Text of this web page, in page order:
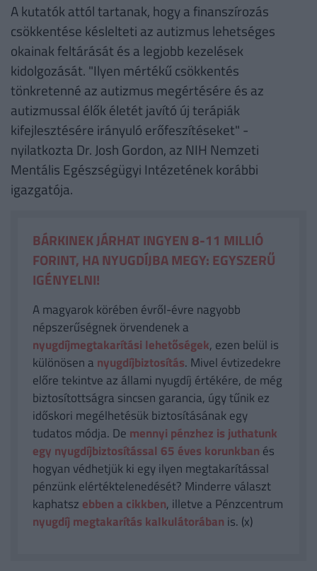
A kutatók attól tartanak, hogy a finanszírozás
csökkentése késlelteti az autizmus lehetséges
okainak feltárását és a legjobb kezelések
kidolgozását. "Ilyen mértékű csökkentés
tönkretenné az autizmus megértésére és az
autizmussal élők életét javító új terápiák
kifejlesztésére irányuló erőfeszítéseket" -
nyilatkozta Dr. Josh Gordon, az NIH Nemzeti
Mentális Egészségügyi Intézetének korábbi
igazgatója.
BÁRKINEK JÁRHAT INGYEN 8-11 MILLIÓ
FORINT, HA NYUGDÍJBA MEGY: EGYSZERŰ
IGÉNYELNI!
A magyarok körében évről-évre nagyobb
népszerűségnek örvendenek a
nyugdíjmegtakarítási lehetőségek, ezen belül is
különösen a nyugdíjbiztosítás. Mivel évtizedekre
előre tekintve az állami nyugdíj értékére, de még
biztosítottságra sincsen garancia, úgy tűnik ez
időskori megélhetésük biztosításának egy
tudatos módja. De mennyi pénzhez is juthatunk
egy nyugdíjbiztosítással 65 éves korunkban és
hogyan védhetjük ki egy ilyen megtakarítással
pénzünk elértéktelenedését? Minderre választ
kaphatsz ebben a cikkben, illetve a Pénzcentrum
nyugdíj megtakarítás kalkulátorában is. (x)